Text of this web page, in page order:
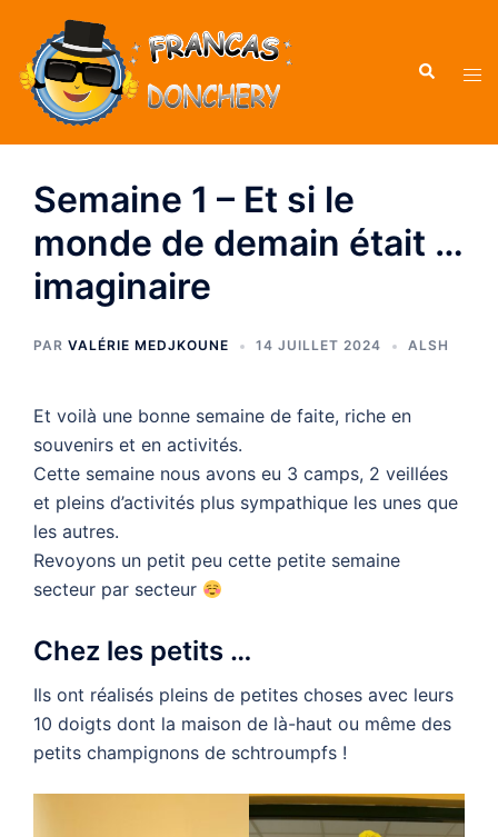
contenu
Semaine 1 – Et si le
monde de demain était …
imaginaire
PAR VALÉRIE MEDJKOUNE 14 JUILLET 2024 ALSH
Et voilà une bonne semaine de faite, riche en
souvenirs et en activités.
Cette semaine nous avons eu 3 camps, 2 veillées
et pleins d’activités plus sympathique les unes que
les autres.
Revoyons un petit peu cette petite semaine
secteur par secteur
Chez les petits …
Ils ont réalisés pleins de petites choses avec leurs
10 doigts dont la maison de là-haut ou même des
petits champignons de schtroumpfs !